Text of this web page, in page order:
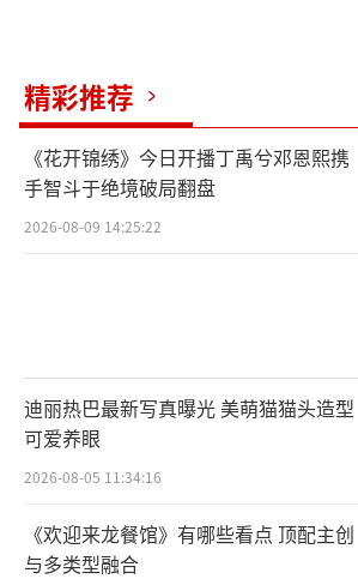
精彩推荐
《花开锦绣》今日开播丁禹兮邓恩熙携
手智斗于绝境破局翻盘
2026-08-09 14:25:22
迪丽热巴最新写真曝光 美萌猫猫头造型
可爱养眼
2026-08-05 11:34:16
《欢迎来龙餐馆》有哪些看点 顶配主创
与多类型融合